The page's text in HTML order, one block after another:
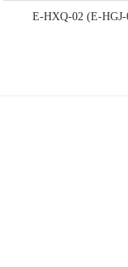
E-HXQ-02 (E-HGJ-